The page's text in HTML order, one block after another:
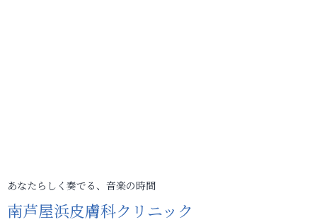
あなたらしく奏でる、音楽の時間
南芦屋浜皮膚科クリニック